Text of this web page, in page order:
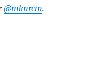
@mknrcm.